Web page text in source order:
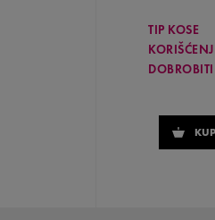
TIP KOSE
DOBROBITI